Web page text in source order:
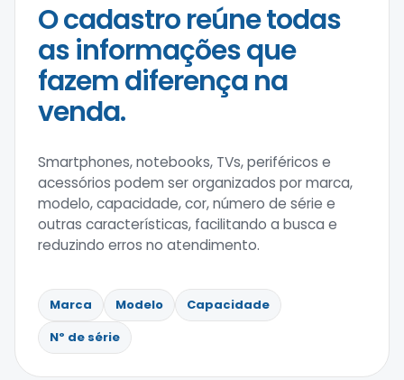
O cadastro reúne todas
as informações que
fazem diferença na
venda.
Smartphones, notebooks, TVs, periféricos e
acessórios podem ser organizados por marca,
modelo, capacidade, cor, número de série e
outras características, facilitando a busca e
reduzindo erros no atendimento.
Marca Modelo
Capacidade
Nº de série